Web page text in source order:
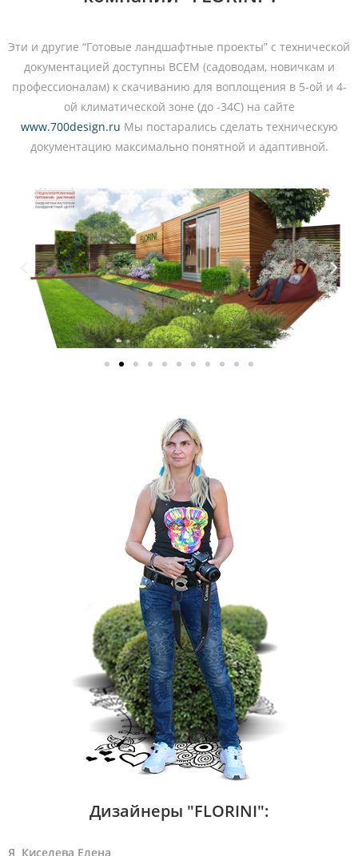
Эти и другие “Готовые ландшафтные проекты” с технической
документацией доступны ВСЕМ (садоводам, новичкам и
профессионалам) к скачиванию для воплощения в 5-ой и 4-
ой климатической зоне (до -34С) на сайте
www.700design.ru Мы постарались сделать техническую
документацию максимально понятной и адаптивной.
Дизайнеры "FLORINI":
Я, Киселева Елена